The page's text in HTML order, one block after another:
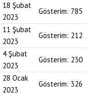
18 Şubat
2023
Gösterim: 785
11 Şubat
2023
Gösterim: 212
4 Şubat
2023
Gösterim: 230
28 Ocak
2023
Gösterim: 326